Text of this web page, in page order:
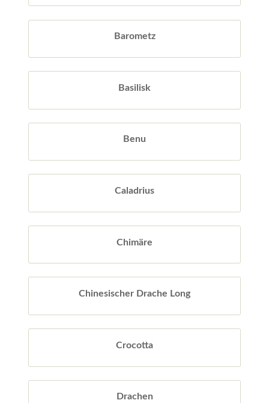
Barometz
Basilisk
Benu
Caladrius
Chimäre
Chinesischer Drache Long
Crocotta
Drachen